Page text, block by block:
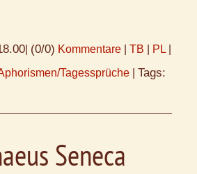
(0/0) Kommentare TB PL
Tagessprüche Tags:
Seneca